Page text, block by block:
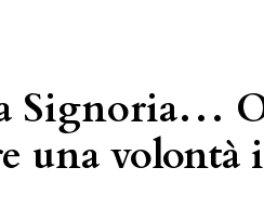
Signoria…
una volontà